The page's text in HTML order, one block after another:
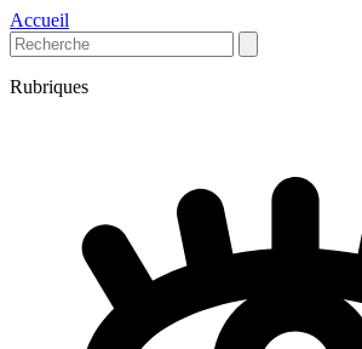
Accueil
Rubriques